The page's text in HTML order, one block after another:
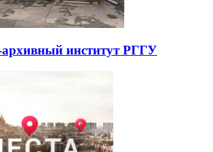
институт РГГУ